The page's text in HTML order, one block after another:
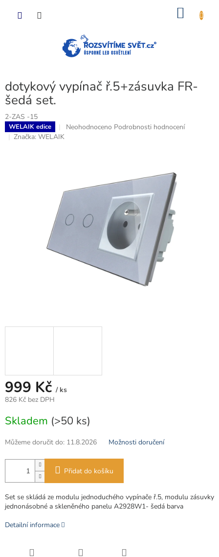
dotykový vypínač ř.5+zásuvka FR-
šedá set.
2-ZAS -15
WELAIK edice
Průměrné
hvězdiček.
Neohodnoceno Podrobnosti hodnocení
Značka: WELAIK
999 Kč / ks
826 Kč bez DPH
cena:
Skladem (>50 ks)
Můžeme doručit do: 11.8.2026 Možnosti doručení
Přidat do košíku
Set se skládá ze modulu jednoduchého vypínače ř.5, modulu zásuvky
jednonásobné a skleněného panelu A2928W1- šedá barva
Detailní informace